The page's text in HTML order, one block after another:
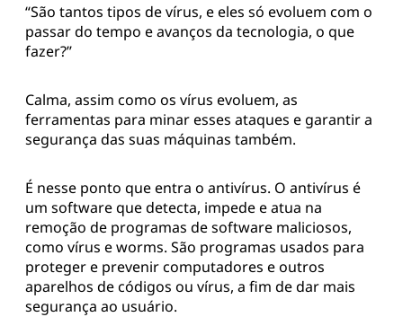
“São tantos tipos de vírus, e eles só evoluem com o
passar do tempo e avanços da tecnologia, o que
fazer?’’
Calma, assim como os vírus evoluem, as
ferramentas para minar esses ataques e garantir a
segurança das suas máquinas também.
É nesse ponto que entra o antivírus. O antivírus é
um software que detecta, impede e atua na
remoção de programas de software maliciosos,
como vírus e worms. São programas usados para
proteger e prevenir computadores e outros
aparelhos de códigos ou vírus, a fim de dar mais
segurança ao usuário.